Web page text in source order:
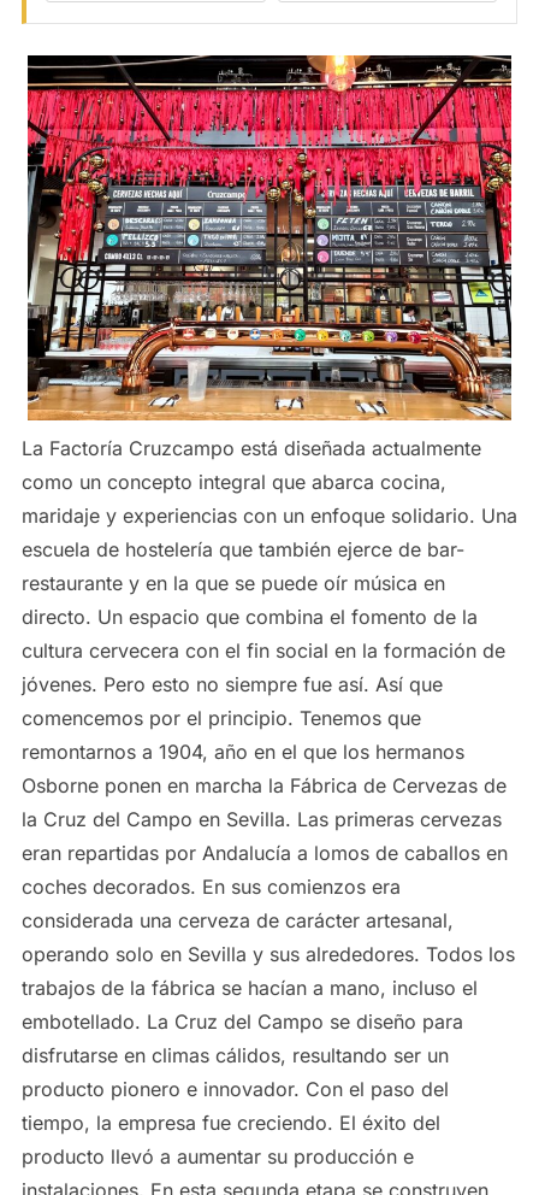
La Factoría Cruzcampo está diseñada actualmente
como un concepto integral que abarca cocina,
maridaje y experiencias con un enfoque solidario. Una
escuela de hostelería que también ejerce de bar-
restaurante y en la que se puede oír música en
directo. Un espacio que combina el fomento de la
cultura cervecera con el fin social en la formación de
jóvenes. Pero esto no siempre fue así. Así que
comencemos por el principio. Tenemos que
remontarnos a 1904, año en el que los hermanos
Osborne ponen en marcha la Fábrica de Cervezas de
la Cruz del Campo en Sevilla. Las primeras cervezas
eran repartidas por Andalucía a lomos de caballos en
coches decorados. En sus comienzos era
considerada una cerveza de carácter artesanal,
operando solo en Sevilla y sus alrededores. Todos los
trabajos de la fábrica se hacían a mano, incluso el
embotellado. La Cruz del Campo se diseño para
disfrutarse en climas cálidos, resultando ser un
producto pionero e innovador. Con el paso del
tiempo, la empresa fue creciendo. El éxito del
producto llevó a aumentar su producción e
instalaciones. En esta segunda etapa se construyen